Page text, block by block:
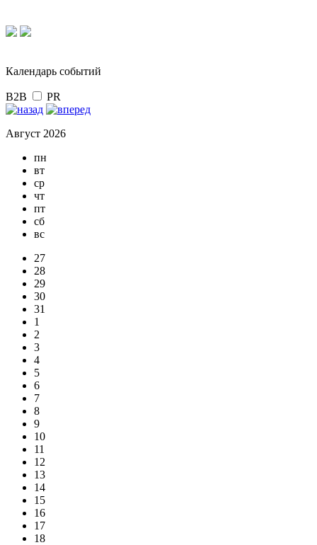
Календарь событий
B2B PR
Август 2026
пн
вт
ср
чт
пт
сб
вс
27
28
29
30
31
1
2
3
4
5
6
7
8
9
10
11
12
13
14
15
16
17
18